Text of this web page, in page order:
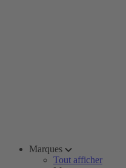
Marques
Tout afficher